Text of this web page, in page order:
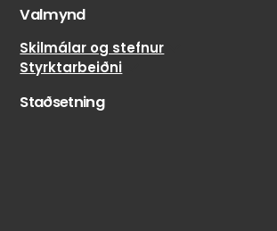
Valmynd
Skilmálar og stefnur
Styrktarbeiðni
Staðsetning